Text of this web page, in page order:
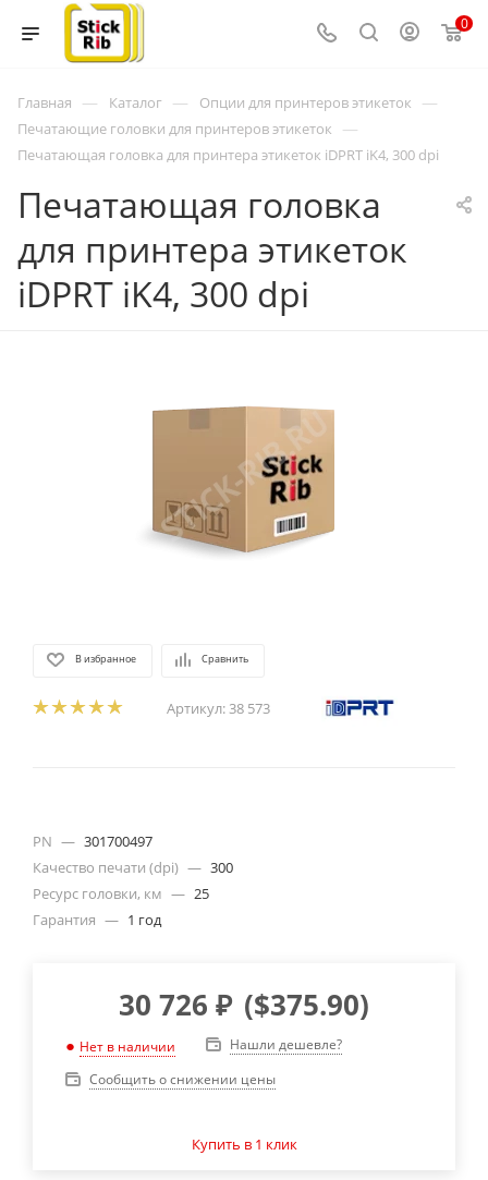
0
Главная — Каталог — Опции для принтеров этикеток —
Печатающие головки для принтеров этикеток —
Печатающая головка для принтера этикеток iDPRT iK4, 300 dpi
Печатающая головка
для принтера этикеток
iDPRT iK4, 300 dpi
В избранное Сравнить
Артикул: 38 573
PN — 301700497
Качество печати (dpi) — 300
Ресурс головки, км — 25
Гарантия — 1 год
30 726 ₽ ($375.90)
Нет в наличии
Нашли дешевле?
Сообщить о снижении цены
Купить в 1 клик